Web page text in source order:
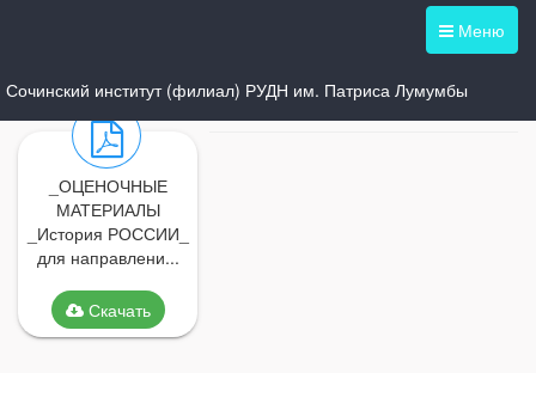
Меню
Сочинский институт (филиал) РУДН им. Патриса Лумумбы
_ОЦЕНОЧНЫЕ
МАТЕРИАЛЫ
_История РОССИИ_
для направлени...
Скачать